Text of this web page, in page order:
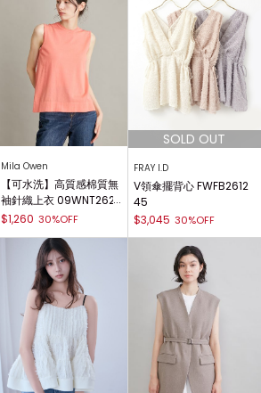
Mila Owen
【可水洗】高質感棉質無
袖針織上衣 09WNT262
301
$1,260 30%OFF
FRAY I.D
V領傘擺背心 FWFB2612
45
$3,045 30%OFF